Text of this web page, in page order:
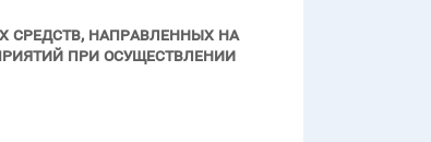
средств, направленных на
при осуществлении